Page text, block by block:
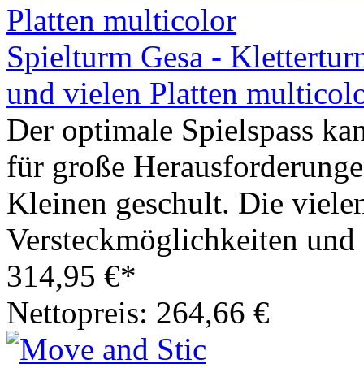
Spielturm Gesa -
und vielen Platten
Der optimale Spielspass
für große
Kleinen geschult. Die
Versteckmöglichkeiten und
314,95 €*
Nettopreis: 264,66 €